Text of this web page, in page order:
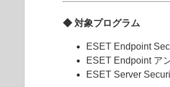
◆ 対象プログラム
ESET Endpoint
ESET Endpoint ア
ESET Server